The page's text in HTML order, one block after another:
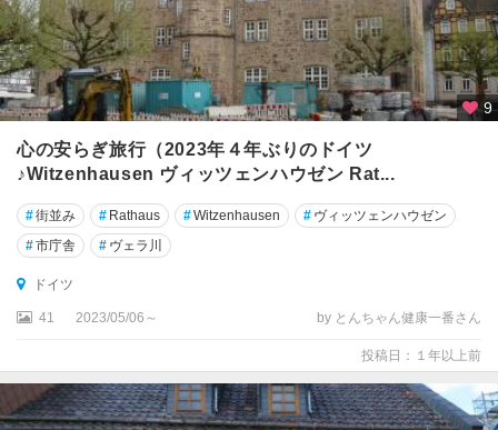
シ
ュ
・
ハ
ル
ジ
ー
ゲ
ン
ズ
ル
ー
9
心の安らぎ旅行（2023年４年ぶりのドイツ
♪Witzenhausen ヴィッツェンハウゼン Rat...
#街並み # Rathaus #Witzenhausen # ヴィッツェンハウゼン
#市庁舎 # ヴェラ川
ドイツ
41 2023/05/06～ by とんちゃん健康一番さん
投稿日：１年以上前